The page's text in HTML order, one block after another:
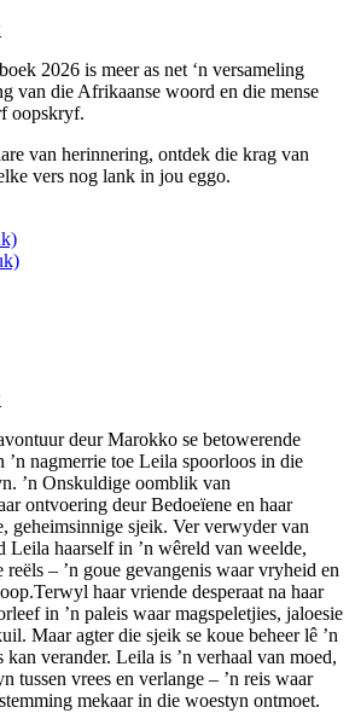
2026 is meer as net ‘n versameling
van die Afrikaanse woord en die mense
oopskryf.
van herinnering, ontdek die krag van
vers nog lank in jou eggo.
deur Marokko se betowerende
’n nagmerrie toe Leila spoorloos in die
’n Onskuldige oomblik van
ontvoering deur Bedoeïene en haar
geheimsinnige sjeik. Ver verwyder van
Leila haarself in ’n wêreld van weelde,
reëls – ’n goue gevangenis waar vryheid en
haar vriende desperaat na haar
in ’n paleis waar magspeletjies, jaloesie
Maar agter die sjeik se koue beheer lê ’n
verander. Leila is ’n verhaal van moed,
tussen vrees en verlange – ’n reis waar
mekaar in die woestyn ontmoet.